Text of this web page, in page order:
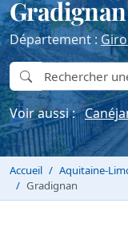
Département :
Voir aussi :
Accueil Aquitaine-
Gradignan